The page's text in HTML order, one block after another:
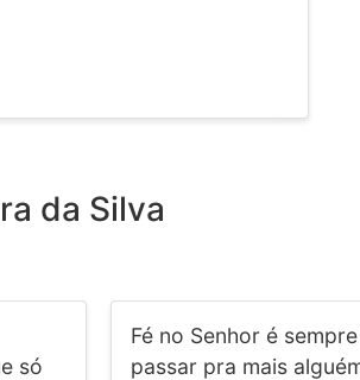
da Silva
só
Fé no Senhor é
passar pra mais